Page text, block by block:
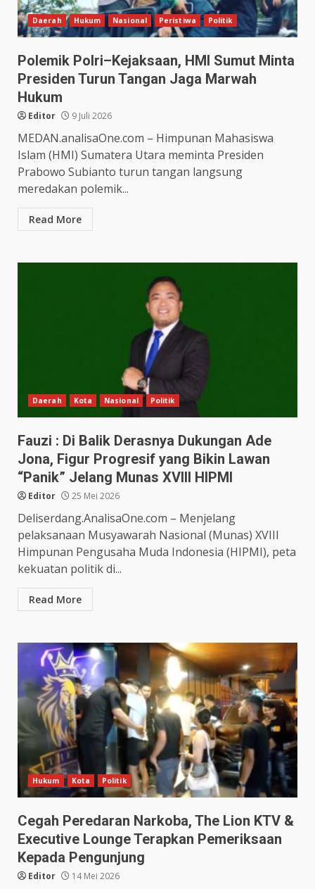
Daerah Hukum Nasional Peristiwa Politik
Polemik Polri–Kejaksaan, HMI Sumut Minta
Presiden Turun Tangan Jaga Marwah
Hukum
Editor 9 Juli 2026
MEDAN.analisaOne.com – Himpunan Mahasiswa
Islam (HMI) Sumatera Utara meminta Presiden
Prabowo Subianto turun tangan langsung
meredakan polemik...
Read More
Daerah Kota Nasional Politik
Fauzi : Di Balik Derasnya Dukungan Ade
Jona, Figur Progresif yang Bikin Lawan
“Panik” Jelang Munas XVIII HIPMI
Editor 25 Mei 2026
Deliserdang.AnalisaOne.com – Menjelang
pelaksanaan Musyawarah Nasional (Munas) XVIII
Himpunan Pengusaha Muda Indonesia (HIPMI), peta
kekuatan politik di...
Read More
Hukum Kota Politik
Cegah Peredaran Narkoba, The Lion KTV &
Executive Lounge Terapkan Pemeriksaan
Kepada Pengunjung
Editor 14 Mei 2026